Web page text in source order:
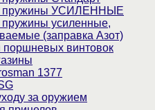
пружины УСИЛЕННЫЕ
пружины усиленные,
(заправка Азот)
поршневых винтовок
1377
за оружием